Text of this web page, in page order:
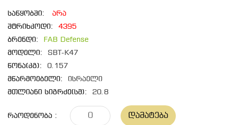
საწყობში:
არა
შტრიხკოდი:
4395
ბრენდი:
FAB Defense
მოდელი:
SBT-K47
წონა(კგ):
0.157
მწარმოებელი:
ისრაელი
მთლიანი სიგრძე(სმ):
20.8
Რაოდენობა : Დამატება